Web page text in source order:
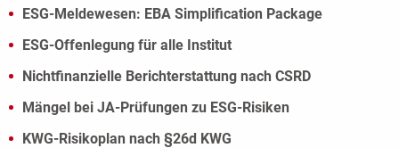
ESG-Meldewesen: EBA Simplification Package
ESG-Offenlegung für alle Institut
Nichtfinanzielle Berichterstattung nach CSRD
Mängel bei JA-Prüfungen zu ESG-Risiken
KWG-Risikoplan nach §26d KWG